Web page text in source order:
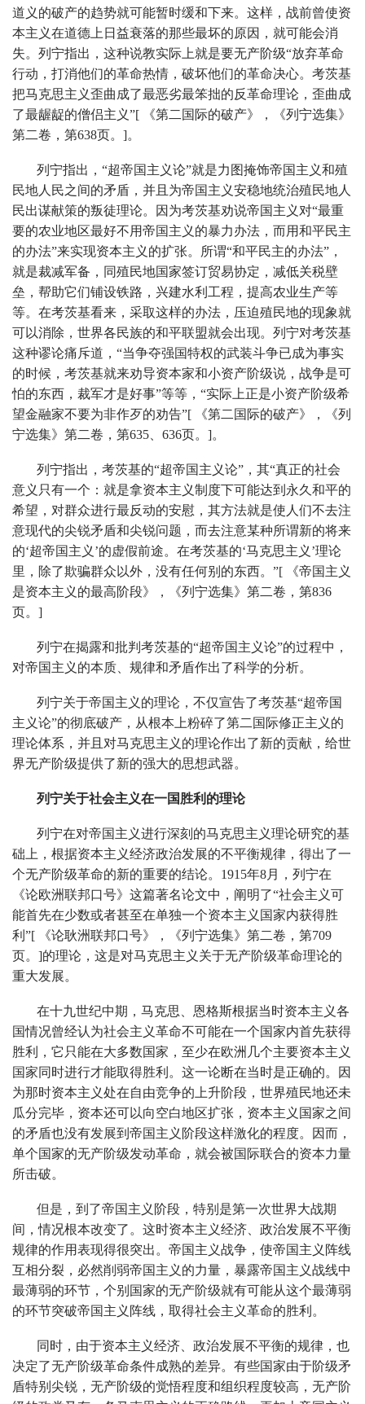
道义的破产的趋势就可能暂时缓和下来。这样，战前曾使资
本主义在道德上日益衰落的那些最坏的原因，就可能会消
失。列宁指出，这种说教实际上就是要无产阶级“放弃革命
行动，打消他们的革命热情，破坏他们的革命决心。考茨基
把马克思主义歪曲成了最恶劣最笨拙的反革命理论，歪曲成
了最龌龊的僧侣主义”[ 《第二国际的破产》，《列宁选集》
第二卷，第638页。]。
列宁指出，“超帝国主义论”就是力图掩饰帝国主义和殖
民地人民之间的矛盾，并且为帝国主义安稳地统治殖民地人
民出谋献策的叛徒理论。因为考茨基劝说帝国主义对“最重
要的农业地区最好不用帝国主义的暴力办法，而用和平民主
的办法”来实现资本主义的扩张。所谓“和平民主的办法”，
就是裁减军备，同殖民地国家签订贸易协定，减低关税壁
垒，帮助它们铺设铁路，兴建水利工程，提高农业生产等
等。在考茨基看来，采取这样的办法，压迫殖民地的现象就
可以消除，世界各民族的和平联盟就会出现。列宁对考茨基
这种谬论痛斥道，“当争夺强国特权的武装斗争已成为事实
的时候，考茨基就来劝导资本家和小资产阶级说，战争是可
怕的东西，裁军才是好事”等等，“实际上正是小资产阶级希
望金融家不要为非作歹的劝告”[ 《第二国际的破产》，《列
宁选集》第二卷，第635、636页。]。
列宁指出，考茨基的“超帝国主义论”，其“真正的社会
意义只有一个：就是拿资本主义制度下可能达到永久和平的
希望，对群众进行最反动的安慰，其方法就是使人们不去注
意现代的尖锐矛盾和尖锐问题，而去注意某种所谓新的将来
的‘超帝国主义’的虚假前途。在考茨基的‘马克思主义’理论
里，除了欺骗群众以外，没有任何别的东西。”[ 《帝国主义
是资本主义的最高阶段》，《列宁选集》第二卷，第836
页。]
列宁在揭露和批判考茨基的“超帝国主义论”的过程中，
对帝国主义的本质、规律和矛盾作出了科学的分析。
列宁关于帝国主义的理论，不仅宣告了考茨基“超帝国
主义论”的彻底破产，从根本上粉碎了第二国际修正主义的
理论体系，并且对马克思主义的理论作出了新的贡献，给世
界无产阶级提供了新的强大的思想武器。
列宁关于社会主义在一国胜利的理论
列宁在对帝国主义进行深刻的马克思主义理论研究的基
础上，根据资本主义经济政治发展的不平衡规律，得出了一
个无产阶级革命的新的重要的结论。1915年8月，列宁在
《论欧洲联邦口号》这篇著名论文中，阐明了“社会主义可
能首先在少数或者甚至在单独一个资本主义国家内获得胜
利”[ 《论耿洲联邦口号》，《列宁选集》第二卷，第709
页。]的理论，这是对马克思主义关于无产阶级革命理论的
重大发展。
在十九世纪中期，马克思、恩格斯根据当时资本主义各
国情况曾经认为社会主义革命不可能在一个国家内首先获得
胜利，它只能在大多数国家，至少在欧洲几个主要资本主义
国家同时进行才能取得胜利。这一论断在当时是正确的。因
为那时资本主义处在自由竞争的上升阶段，世界殖民地还未
瓜分完毕，资本还可以向空白地区扩张，资本主义国家之间
的矛盾也没有发展到帝国主义阶段这样激化的程度。因而，
单个国家的无产阶级发动革命，就会被国际联合的资本力量
所击破。
但是，到了帝国主义阶段，特别是第一次世界大战期
间，情况根本改变了。这时资本主义经济、政治发展不平衡
规律的作用表现得很突出。帝国主义战争，使帝国主义阵线
互相分裂，必然削弱帝国主义的力量，暴露帝国主义战线中
最薄弱的环节，个别国家的无产阶级就有可能从这个最薄弱
的环节突破帝国主义阵线，取得社会主义革命的胜利。
同时，由于资本主义经济、政治发展不平衡的规律，也
决定了无产阶级革命条件成熟的差异。有些国家由于阶级矛
盾特别尖锐，无产阶级的觉悟程度和组织程度较高，无产阶